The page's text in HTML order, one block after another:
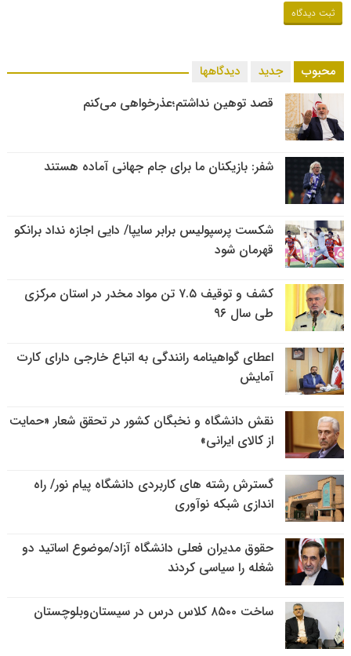
محبوب جدید دیدگاهها
قصد توهین نداشتم؛عذرخواهی می‌کنم
شفر: بازیکنان ما برای جام جهانی آماده هستند
شکست پرسپولیس برابر سایپا/ دایی اجازه نداد برانکو
قهرمان شود
کشف و توقیف ۷.۵ تن مواد مخدر در استان مرکزی
طی سال ۹۶
اعطای گواهینامه رانندگی به اتباع خارجی دارای کارت
آمایش
نقش دانشگاه و نخبگان کشور در تحقق شعار «حمایت
از کالای ایرانی»
گسترش رشته های کاربردی دانشگاه پیام نور/ راه
اندازی شبکه نوآوری
حقوق مدیران فعلی دانشگاه آزاد/موضوع اساتید دو
شغله را سیاسی کردند
ساخت ۸۵۰۰ کلاس درس در سیستان‌وبلوچستان